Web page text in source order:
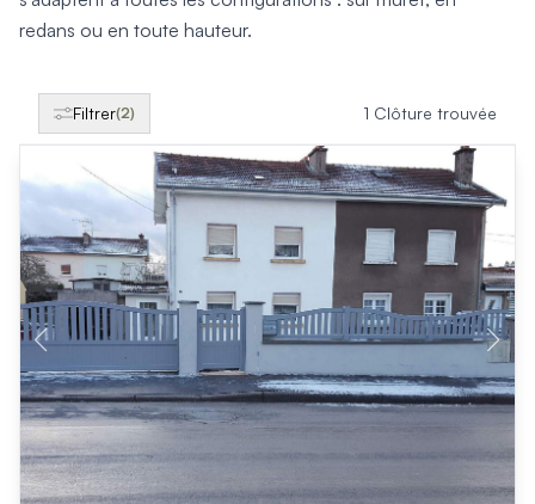
Produits > Clôtures > Clôtures architectes
Produits > Garde-corps et rambardes > Tous nos garde-
Produits > Garde-corps et rambardes > Garde-corps à
Produits > Garde-corps et rambardes > Garde-corps vitrés
Produits > Garde-corps et rambardes > Garde-corps
Produits > Garde-corps et rambardes > Clôtures
Produits > Garde-corps et rambardes > Aides à la montée
Produits > Garde-corps et rambardes > Séparatifs de
Produits > Pergolas > Pergolas
Produits > Pergolas > Guide de choix
Produits > Carports > Carports voiture
Produits > Carports > Guide de choix
Produits > Porche d'entrée > Porche d'entrée
Produits > Cuisine extérieure > Cuisine extérieure
Produits > Habillages extérieur aluminium > Tous nos
redans ou en toute hauteur.
Filtrer(2) 1 Clôture trouvée